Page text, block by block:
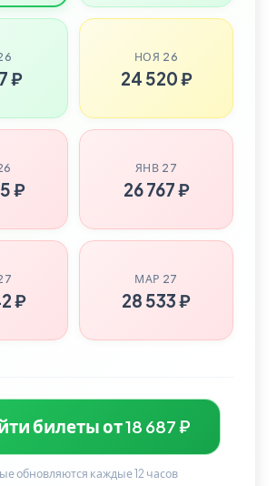
₽
НОЯ 26
24 520 ₽
₽
ЯНВ 27
26 767 ₽
₽
МАР 27
28 533 ₽
билеты от 18 687 ₽
обновляются каждые 12 часов